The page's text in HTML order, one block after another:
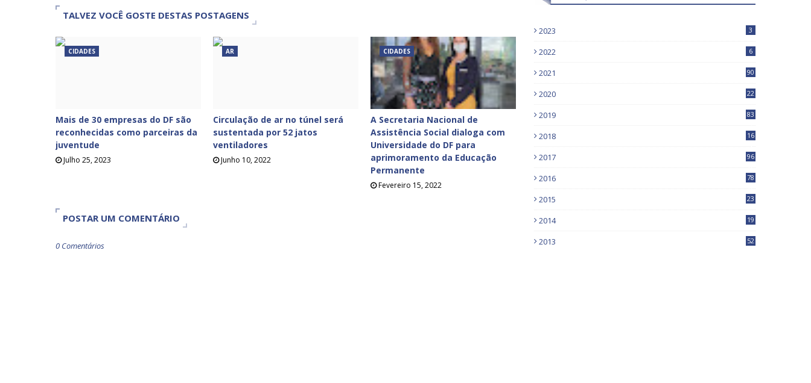
TALVEZ VOCÊ GOSTE DESTAS POSTAGENS
CIDADES
Mais de 30 empresas do DF são
reconhecidas como parceiras da
juventude
Julho 25, 2023
AR
Circulação de ar no túnel será
sustentada por 52 jatos
ventiladores
Junho 10, 2022
CIDADES
A Secretaria Nacional de
Assistência Social dialoga com
Universidade do DF para
aprimoramento da Educação
Permanente
Fevereiro 15, 2022
POSTAR UM COMENTÁRIO
0 Comentários
2023 3
2022 6
2021 90
2020
22
2019
83
2018
16
2017
96
2016
78
2015 23
2014 19
2013 52